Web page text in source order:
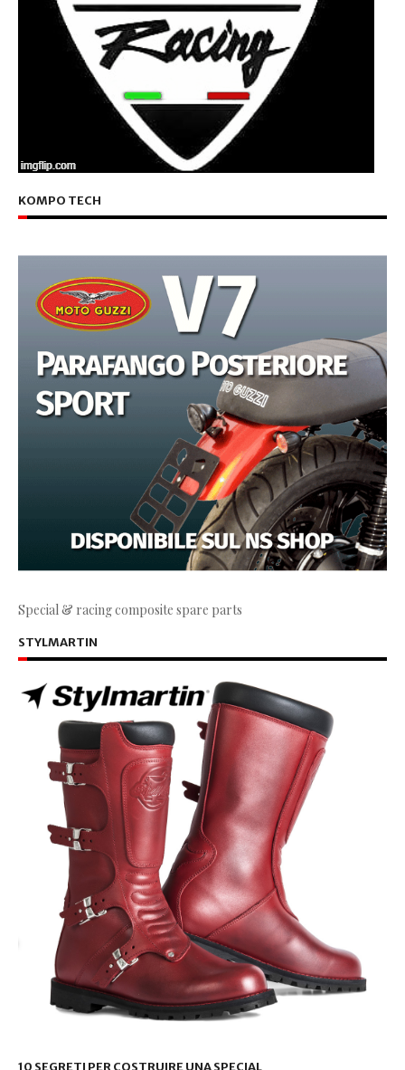
KOMPO TECH
Special & racing composite spare parts
STYLMARTIN
10 SEGRETI PER COSTRUIRE UNA SPECIAL